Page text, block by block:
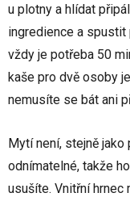
u plotny a hlídat
ingredience a spustit
vždy je potřeba 50
kaše pro dvě osoby
nemusíte se bát ani
Mytí není, stejně jako
odnímatelné, takže
usušíte. Vnitřní hrnec